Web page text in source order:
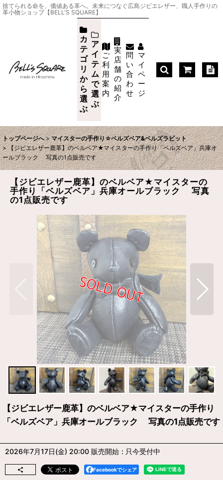
捨てられる命を、価値ある革へ。未来につなぐ広島ジビエレザー、職人手作りの
革小物ショップ【BELL'S SQUARE】
カ
テ
ゴ
リ
か
ら
選
ぶ
ア
イ
テ
ム
で
選
ぶ
ご
利
用
案
内
実
店
舗
の
紹
介
問
い
合
わ
せ
マ
イ
ペ
ー
ジ
トップページへ > マイスターの手作り☆ベルズベア&ベルズラビット
> 【ジビエレザー鹿革】のベルベア★マイスターの手作り「ベルズベア」兵庫オ
ールブラック 写真の1点販売です
【ジビエレザー鹿革】のベルベア★マイスターの
手作り「ベルズベア」兵庫オールブラック 写真
の1点販売です
【ジビエレザー鹿革】のベルベア★マイスターの手作り
「ベルズベア」兵庫オールブラック 写真の1点販売です
2026年7月17日(金) 20:00 販売開始 : 只今受付中
Facebookでシェア